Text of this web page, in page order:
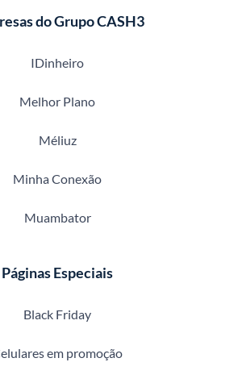
do Grupo CASH3
IDinheiro
Melhor Plano
Méliuz
Minha Conexão
Muambator
Páginas Especiais
Black Friday
em promoção